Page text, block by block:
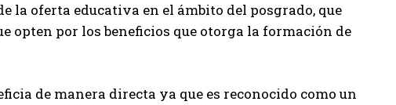
la oferta educativa en el ámbito del posgrado, que
opten por los beneficios que otorga la formación de
de manera directa ya que es reconocido como un